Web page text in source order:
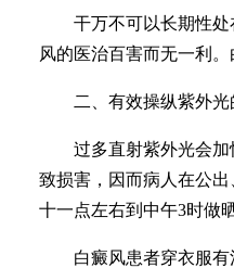
干万不可以长期性处
风的医治百害而无一利
二、有效操纵紫外光
过多直射紫外光会加
致损害，因而病人在公
十一点左右到中午3时做
白癜风患者穿衣服有